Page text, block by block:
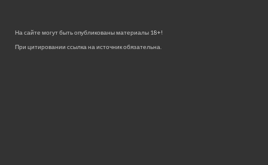
На сайте могут быть опубликованы материалы 18+!
При цитировании ссылка на источник обязательна.